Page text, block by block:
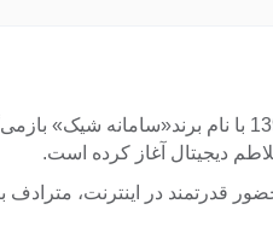
جهش فا، که شروع آن به سال 1393 با نام
دیجیتال آغاز کرده است.
قدرتمند در اینترنت، مترادف